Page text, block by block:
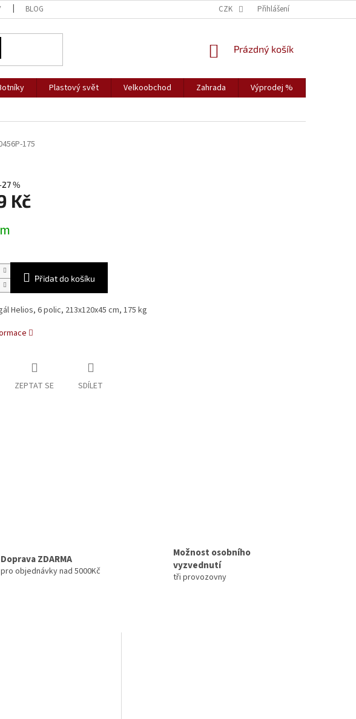
BLOG CZK Přihlášení
NÁKUPNÍ
Prázdný košík
Plastový svět Velkoobchod Zahrada Výprodej %
175
%
Kč
Přidat do košíku
Helios, 6 polic, 213x120x45 cm, 175 kg
ZEPTAT SE SDÍLET
Doprava ZDARMA
pro objednávky nad 5000Kč
Možnost osobního
vyzvednutí
tři provozovny